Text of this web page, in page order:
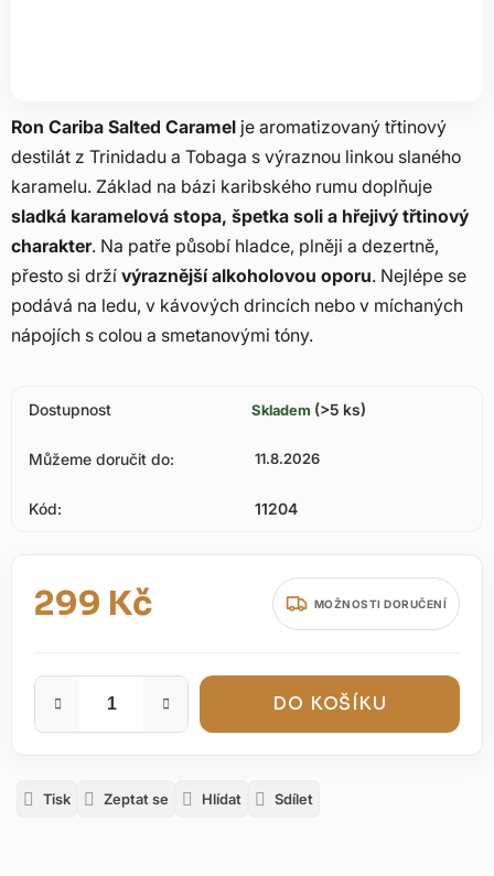
Ron Cariba Salted Caramel je aromatizovaný třtinový
destilát z Trinidadu a Tobaga s výraznou linkou slaného
karamelu. Základ na bázi karibského rumu doplňuje
sladká karamelová stopa, špetka soli a hřejivý třtinový
charakter. Na patře působí hladce, plněji a dezertně,
přesto si drží výraznější alkoholovou oporu. Nejlépe se
podává na ledu, v kávových drincích nebo v míchaných
nápojích s colou a smetanovými tóny.
Dostupnost Skladem (>5 ks)
Můžeme doručit do: 11.8.2026
Kód: 11204
299 Kč
Měrná cena:
MOŽNOSTI DORUČENÍ
DO KOŠÍKU
Tisk Zeptat se Hlídat Sdílet